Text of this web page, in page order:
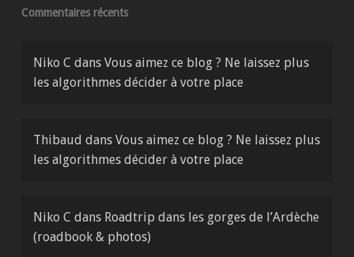
Commentaires récents
Niko C dans Vous aimez ce blog ? Ne laissez plus
les algorithmes décider à votre place
Thibaud dans Vous aimez ce blog ? Ne laissez plus
les algorithmes décider à votre place
Niko C dans Roadtrip dans les gorges de l’Ardèche
(roadbook & photos)